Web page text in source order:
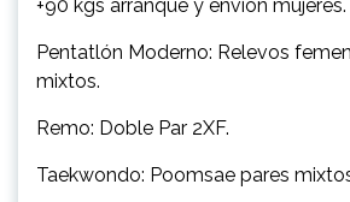
+90 kgs arranque y envión mujeres.
Pentatlón Moderno: Relevos
mixtos.
Remo: Doble Par 2XF.
Taekwondo: Poomsae pares